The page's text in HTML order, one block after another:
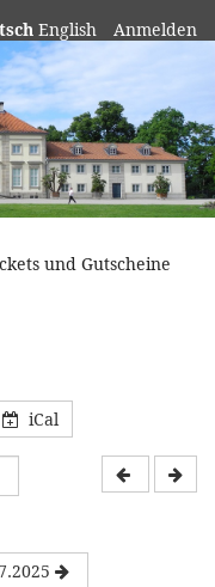
English Anmelden
und Gutscheine
iCal